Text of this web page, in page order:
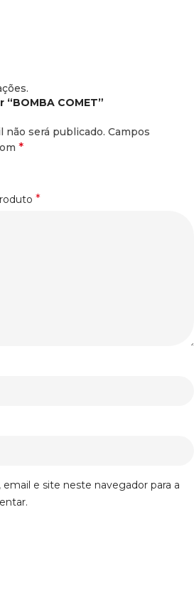
COMET”
não será publicado. Campos
*
*
e site neste navegador para a